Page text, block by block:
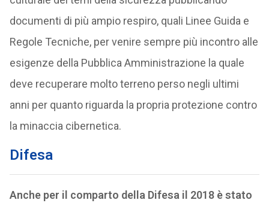
documenti di più ampio respiro, quali Linee Guida e
Regole Tecniche, per venire sempre più incontro alle
esigenze della Pubblica Amministrazione la quale
deve recuperare molto terreno perso negli ultimi
anni per quanto riguarda la propria protezione contro
la minaccia cibernetica.
Difesa
Anche per il comparto della Difesa il 2018 è stato